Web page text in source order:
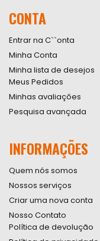
Newsletter:
CONTA
Entrar na C``onta
Minha Conta
Minha lista de desejos
Meus Pedidos
Minhas avaliações
Pesquisa avançada
INFORMAÇÕES
Quem nós somos
Nossos serviços
Criar uma nova conta
Nosso Contato
Política de devolução